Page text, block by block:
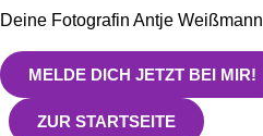
Deine Fotografin Antje Weißmann
MELDE DICH JETZT BEI MIR!
ZUR STARTSEITE